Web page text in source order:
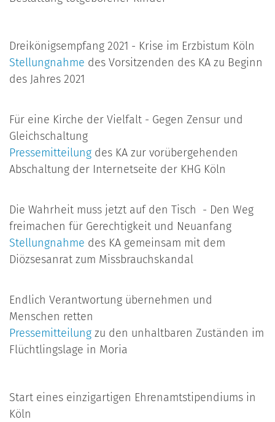
Dreikönigsempfang 2021 - Krise im Erzbistum Köln
Stellungnahme des Vorsitzenden des KA zu Beginn
des Jahres 2021
Für eine Kirche der Vielfalt - Gegen Zensur und
Gleichschaltung
Pressemitteilung des KA zur vorübergehenden
Abschaltung der Internetseite der KHG Köln
Die Wahrheit muss jetzt auf den Tisch - Den Weg
freimachen für Gerechtigkeit und Neuanfang
Stellungnahme des KA gemeinsam mit dem
Diözsesanrat zum Missbrauchskandal
Endlich Verantwortung übernehmen und
Menschen retten
Pressemitteilung zu den unhaltbaren Zuständen im
Flüchtlingslage in Moria
Start eines einzigartigen Ehrenamtstipendiums in
Köln